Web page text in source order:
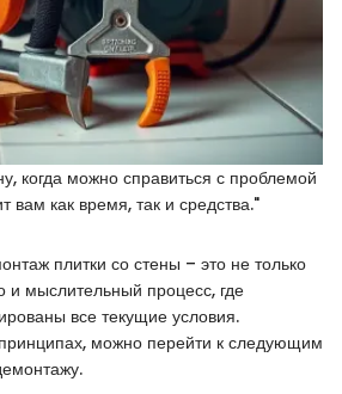
когда можно справиться с проблемой
вам как время, так и средства."
плитки со стены – это не только
и мыслительный процесс, где
все текущие условия.
можно перейти к следующим